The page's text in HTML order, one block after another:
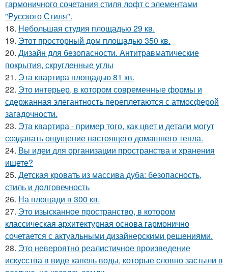
гармоничного сочетания стиля лофт с элементами
"Русского Стиля".
18. Небольшая студия площадью 29 кв.
19. Этот просторный дом площадью 350 кв.
20. Дизайн для безопасности. Антитравматические
покрытия, скругленные углы
21. Эта квартира площадью 81 кв.
22. Это интерьер, в котором современные формы и
сдержанная элегантность переплетаются с атмосферой
загадочности.
23. Эта квартира - пример того, как цвет и детали могут
создавать ощущение настоящего домашнего тепла.
24. Вы идеи для организации пространства и хранения
ищете?
25. Детская кровать из массива дуба: безопасность,
стиль и долговечность
26. На площади в 300 кв.
27. Это изысканное пространство, в котором
классическая архитектурная основа гармонично
сочетается с актуальными дизайнерскими решениями.
28. Это невероятно реалистичное произведение
искусства в виде капель воды, которые словно застыли в